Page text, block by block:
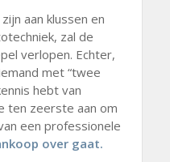
aan klussen en
zal de
verlopen. Echter,
met “twee
hebt van
ten zeerste aan om
een professionele
over gaat.